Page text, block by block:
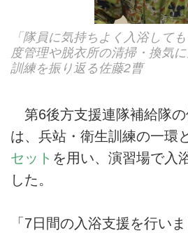
「隊員に気持ちよく入浴して
度管理や脱衣所の清掃・換気
訓練を振り返る佐藤2曹
第6後方支援連隊補給隊
は、兵站・衛生訓練の一環
セット を用い、演習場で入
した。
「7日間の入浴支援を行い